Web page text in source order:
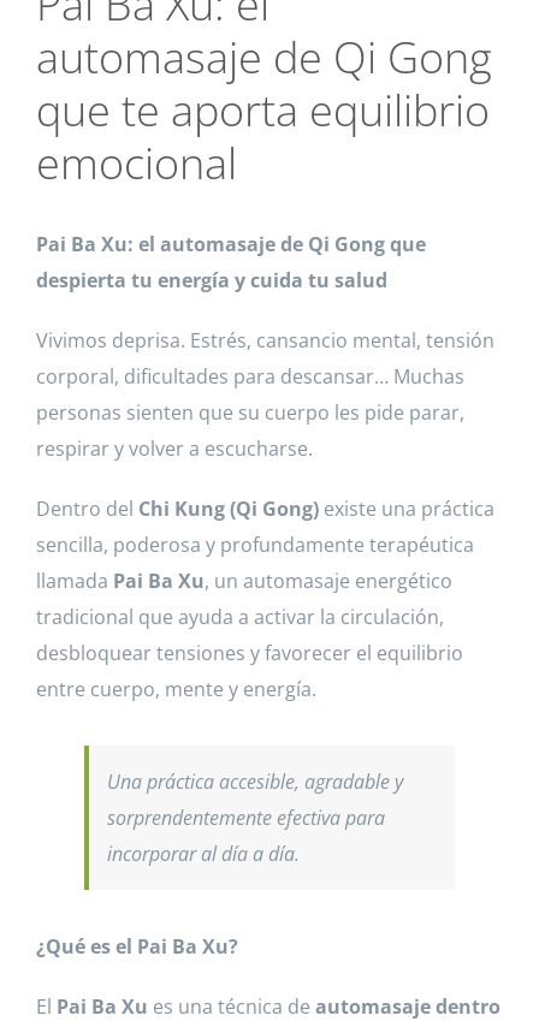
automasaje de Qi Gong
que te aporta equilibrio
emocional
Pai Ba Xu: el automasaje de Qi Gong que
despierta tu energía y cuida tu salud
Vivimos deprisa. Estrés, cansancio mental, tensión
corporal, dificultades para descansar… Muchas
personas sienten que su cuerpo les pide parar,
respirar y volver a escucharse.
Dentro del Chi Kung (Qi Gong) existe una práctica
sencilla, poderosa y profundamente terapéutica
llamada Pai Ba Xu, un automasaje energético
tradicional que ayuda a activar la circulación,
desbloquear tensiones y favorecer el equilibrio
entre cuerpo, mente y energía.
Una práctica accesible, agradable y
sorprendentemente efectiva para
incorporar al día a día.
¿Qué es el Pai Ba Xu?
El Pai Ba Xu es una técnica de automasaje dentro